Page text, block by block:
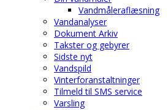
Vandmåleraflæsning
Vandanalyser
Dokument Arkiv
Takster og gebyrer
Sidste nyt
Vandspild
Vinterforanstaltninger
Tilmeld til SMS service
Varsling